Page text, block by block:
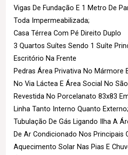
Vigas De Fundação E 1 Metro De
Toda Impermeabilizada;
Casa Térrea Com Pé Direito Duplo
3 Quartos Suítes Sendo 1 Suíte
Escritório Na Frente
Pedras Área Privativa No Mármore
No Via Láctea E Área Social No
Revestida No Porcelanato 83x83
Linha Tanto Interno Quanto Externo;
Tubulação De Gás Ligando Ilha A
De Ar Condicionado Nos Principais
Aquecimento Solar Nas Pias E